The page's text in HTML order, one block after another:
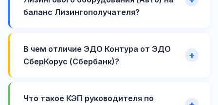
баланс Лизингополучателя?
В чем отличие ЭДО Контура от ЭДО
СберКорус (Сбербанк)?
Что такое КЭП руководителя по